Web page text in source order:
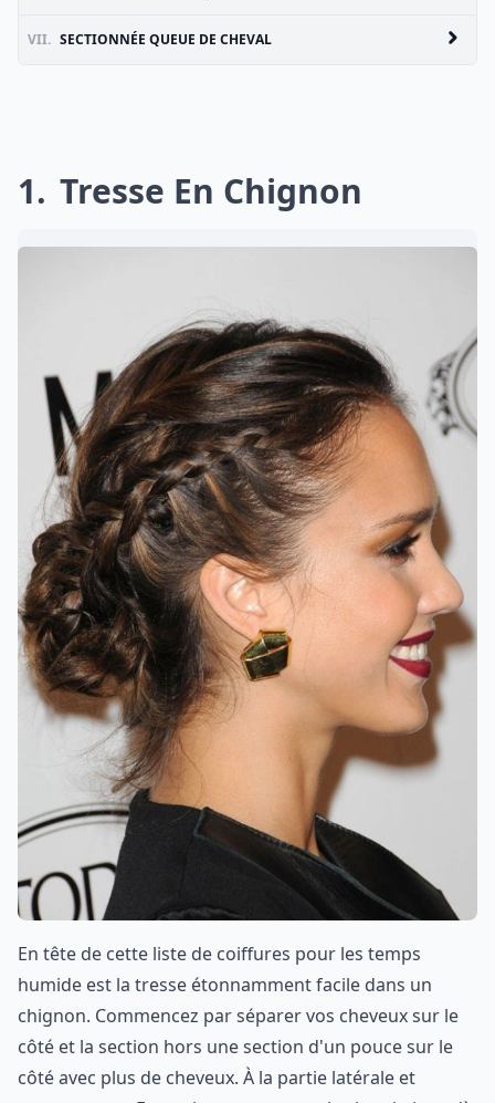
VII. SECTIONNÉE QUEUE DE CHEVAL
1 Tresse En Chignon
En tête de cette liste de coiffures pour les temps
humide est la tresse étonnamment facile dans un
chignon. Commencez par séparer vos cheveux sur le
côté et la section hors une section d'un pouce sur le
côté avec plus de cheveux. À la partie latérale et